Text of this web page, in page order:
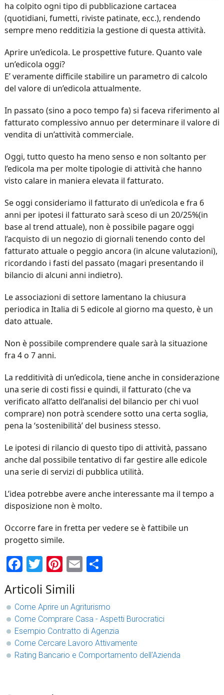
ha colpito ogni tipo di pubblicazione cartacea
(quotidiani, fumetti, riviste patinate, ecc.), rendendo
sempre meno redditizia la gestione di questa attività.
Aprire un’edicola. Le prospettive future. Quanto vale
un’edicola oggi?
E’ veramente difficile stabilire un parametro di calcolo
del valore di un’edicola attualmente.
In passato (sino a poco tempo fa) si faceva riferimento al
fatturato complessivo annuo per determinare il valore di
vendita di un’attività commerciale.
Oggi, tutto questo ha meno senso e non soltanto per
l’edicola ma per molte tipologie di attività che hanno
visto calare in maniera elevata il fatturato.
Se oggi consideriamo il fatturato di un’edicola e fra 6
anni per ipotesi il fatturato sarà sceso di un 20/25%(in
base al trend attuale), non è possibile pagare oggi
l’acquisto di un negozio di giornali tenendo conto del
fatturato attuale o peggio ancora (in alcune valutazioni),
ricordando i fasti del passato (magari presentando il
bilancio di alcuni anni indietro).
Le associazioni di settore lamentano la chiusura
periodica in Italia di 5 edicole al giorno ma questo, è un
dato attuale.
Non è possibile comprendere quale sarà la situazione
fra 4 o 7 anni.
La redditività di un’edicola, tiene anche in considerazione
una serie di costi fissi e quindi, il fatturato (che va
verificato all’atto dell’analisi del bilancio per chi vuol
comprare) non potrà scendere sotto una certa soglia,
pena la ‘sostenibilità’ del business stesso.
Le ipotesi di rilancio di questo tipo di attività, passano
anche dal possibile tentativo di far gestire alle edicole
una serie di servizi di pubblica utilità.
L’idea potrebbe avere anche interessante ma il tempo a
disposizione non è molto.
Occorre fare in fretta per vedere se è fattibile un
progetto simile.
Facebook
Twitter
Pinterest
EmailCondividi
Articoli Simili
Come Aprire un Agriturismo
Come Comprare Casa - Aspetti Burocratici
Esempio Contratto di Agenzia
Come Cercare Lavoro Attivamente
Rating Bancario e Comportamento dell'Azienda